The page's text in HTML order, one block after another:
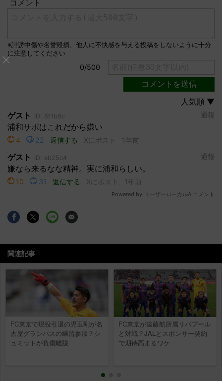
関連記事
FC東京で現役引退の児玉剛が名
古屋グランパスの練習参加？シ
ュミットが負傷離脱
FC東京が遠藤航所属リバプール
と対戦？JALとスポンサー契約
で期待高まるワケ